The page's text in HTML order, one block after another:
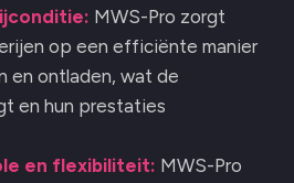
MWS-Pro zorgt
op een efficiënte manier
en ontladen, wat de
en hun prestaties
en flexibiliteit: MWS-Pro